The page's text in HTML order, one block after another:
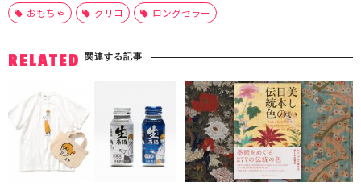
おもちゃ グリコ ロングセラー
RELATED 関連する記事